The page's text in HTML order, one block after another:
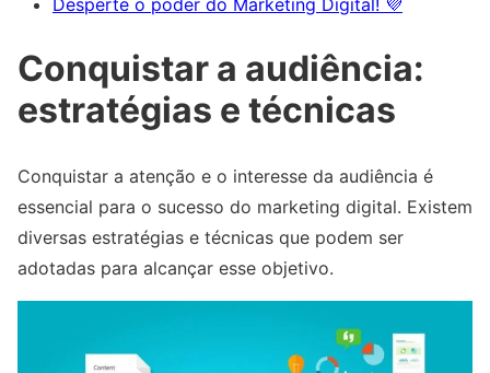
Conquistar a audiência:
estratégias e técnicas
Conquistar a atenção e o interesse da audiência é
essencial para o sucesso do marketing digital. Existem
diversas estratégias e técnicas que podem ser
adotadas para alcançar esse objetivo.